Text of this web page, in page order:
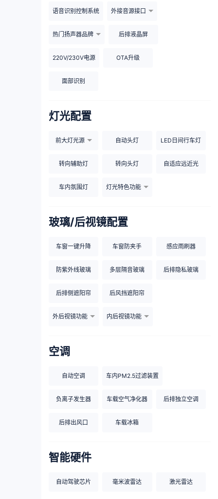
语音识别控制系统 外接音源接口
热门扬声器品牌 后排液晶屏
220V/230V电源 OTA升级
面部识别
灯光配置
前大灯光源 自动头灯 LED日间行车灯
转向辅助灯 转向头灯 自适应远近光
车内氛围灯 灯光特色功能
玻璃/后视镜配置
车窗一键升降 车窗防夹手 感应雨刷器
防紫外线玻璃 多层隔音玻璃 后排隐私玻璃
后排侧遮阳帘 后风挡遮阳帘
外后视镜功能 内后视镜功能
空调
自动空调 车内PM2.5过滤装置
负离子发生器 车载空气净化器 后排独立空调
后排出风口 车载冰箱
智能硬件
自动驾驶芯片 毫米波雷达 激光雷达